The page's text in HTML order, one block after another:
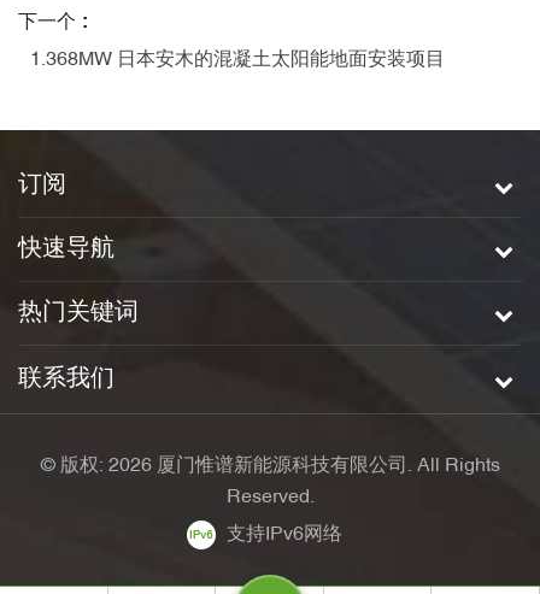
下一个 :
1.368MW 日本安木的混凝土太阳能地面安装项目
订阅
快速导航
热门关键词
联系我们
© 版权: 2026 厦门惟谱新能源科技有限公司. All Rights
Reserved.
支持IPv6网络